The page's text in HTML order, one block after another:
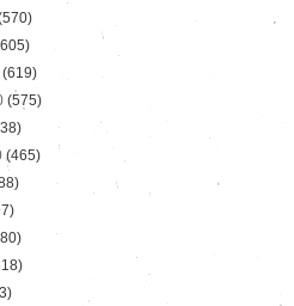
(619)
(575)
(465)